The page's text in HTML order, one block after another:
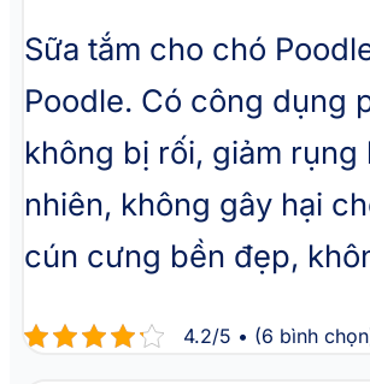
Sữa tắm cho chó
Poodle. Có công dụng
không bị rối, giảm
nhiên, không gây hại
cún cưng bền đẹp,
4.2/5 • (6 bình